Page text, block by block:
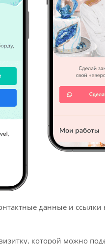
данные и ссылки
которой можно